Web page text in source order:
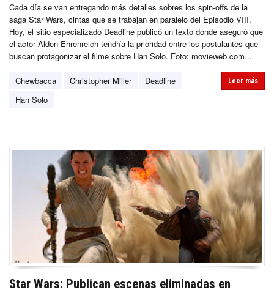
Cada día se van entregando más detalles sobres los spin-offs de la
saga Star Wars, cintas que se trabajan en paralelo del Episodio VIII.
Hoy, el sitio especializado Deadline publicó un texto donde aseguró que
el actor Alden Ehrenreich tendría la prioridad entre los postulantes que
buscan protagonizar el filme sobre Han Solo. Foto: movieweb.com...
Chewbacca Christopher Miller
Deadline
Han Solo
Leer más
Star Wars: Publican escenas eliminadas en